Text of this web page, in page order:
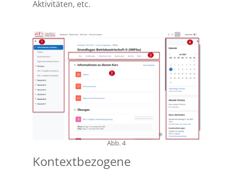
Aktivitäten, etc.
Abb. 4
Kontextbezogene